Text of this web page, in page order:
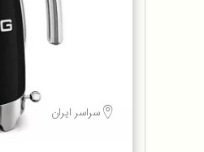
سراسر ایران